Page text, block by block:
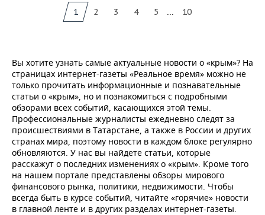
1 2 3 4 5 ... 10
Вы хотите узнать самые актуальные новости о «крым»? На
страницах интернет-газеты «Реальное время» можно не
только прочитать информационные и познавательные
статьи о «крым», но и познакомиться с подробными
обзорами всех событий, касающихся этой темы.
Профессиональные журналисты ежедневно следят за
происшествиями в Татарстане, а также в России и других
странах мира, поэтому новости в каждом блоке регулярно
обновляются. У нас вы найдете статьи, которые
расскажут о последних изменениях о «крым». Кроме того
на нашем портале представлены обзоры мирового
финансового рынка, политики, недвижимости. Чтобы
всегда быть в курсе событий, читайте «горячие» новости
в главной ленте и в других разделах интернет-газеты.